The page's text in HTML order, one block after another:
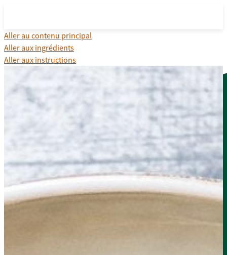
Aller au contenu principal
Aller aux ingrédients
Aller aux instructions